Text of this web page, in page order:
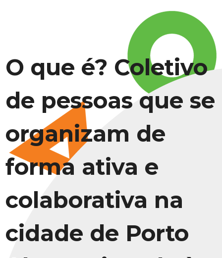
O que é? Coletivo
de pessoas que se
organizam de
forma ativa e
colaborativa na
cidade de Porto